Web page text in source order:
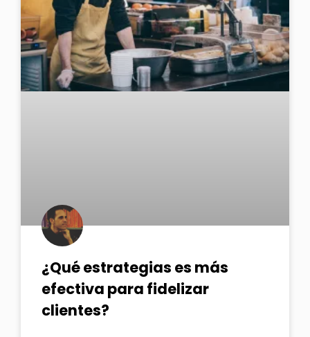
¿Qué estrategias es más
efectiva para fidelizar
clientes?